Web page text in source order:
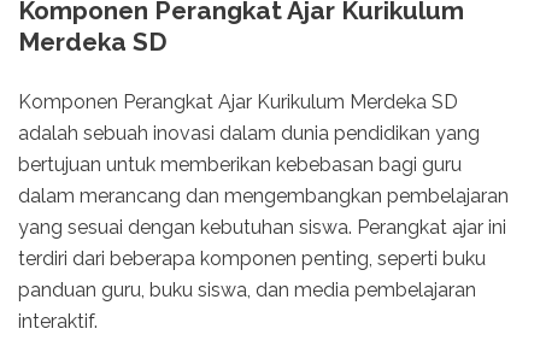
Komponen Perangkat Ajar Kurikulum
Merdeka SD
Komponen Perangkat Ajar Kurikulum Merdeka SD
adalah sebuah inovasi dalam dunia pendidikan yang
bertujuan untuk memberikan kebebasan bagi guru
dalam merancang dan mengembangkan pembelajaran
yang sesuai dengan kebutuhan siswa. Perangkat ajar ini
terdiri dari beberapa komponen penting, seperti buku
panduan guru, buku siswa, dan media pembelajaran
interaktif.